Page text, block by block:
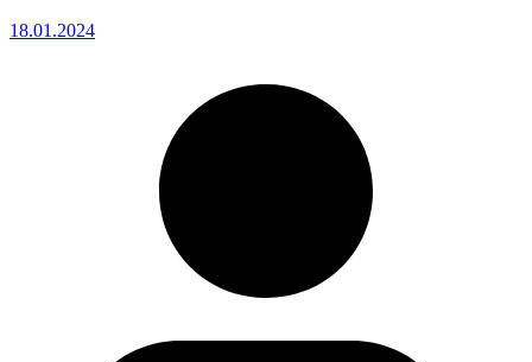
18.01.2024